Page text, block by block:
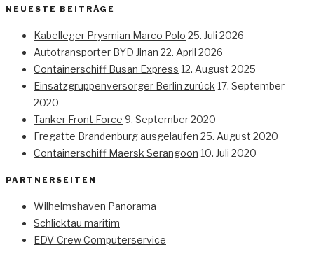
NEUESTE BEITRÄGE
Kabelleger Prysmian Marco Polo 25. Juli 2026
Autotransporter BYD Jinan 22. April 2026
Containerschiff Busan Express 12. August 2025
Einsatzgruppenversorger Berlin zurück 17. September
2020
Tanker Front Force 9. September 2020
Fregatte Brandenburg ausgelaufen 25. August 2020
Containerschiff Maersk Serangoon 10. Juli 2020
PARTNERSEITEN
Wilhelmshaven Panorama
Schlicktau maritim
EDV-Crew Computerservice